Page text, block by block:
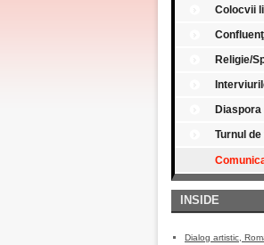
Colocvii
Religie/
Diaspora
Turnul
INSIDE
Dialog artistic,